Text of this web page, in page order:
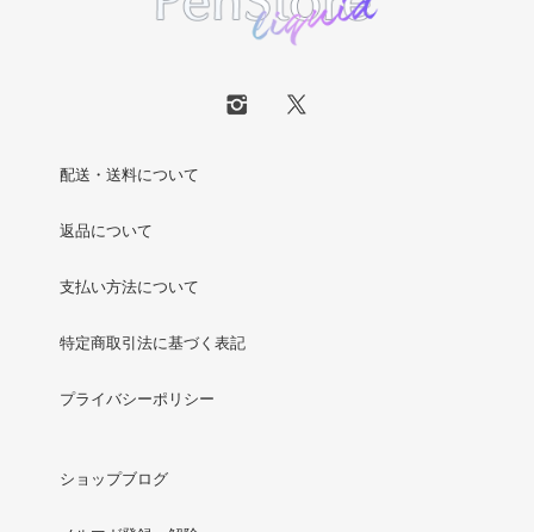
配送・送料について
返品について
支払い方法について
特定商取引法に基づく表記
プライバシーポリシー
ショップブログ